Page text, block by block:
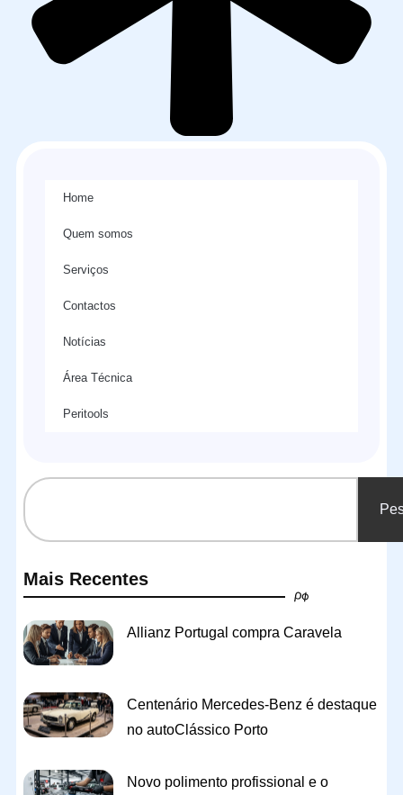
Home
Quem somos
Serviços
Contactos
Notícias
Área Técnica
Peritools
Mais Recentes
Allianz Portugal compra Caravela
Centenário Mercedes-Benz é destaque
no autoClássico Porto
Novo polimento profissional e o